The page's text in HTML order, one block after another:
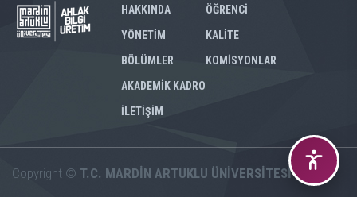
HAKKINDA
YÖNETİM
BÖLÜMLER
ÖĞRENCİ
KALİTE
KOMİSYONLAR
AKADEMİK KADRO
İLETİŞİM
Copyright © T.C. MARDİN ARTUKLU ÜNİVERSİTESİ